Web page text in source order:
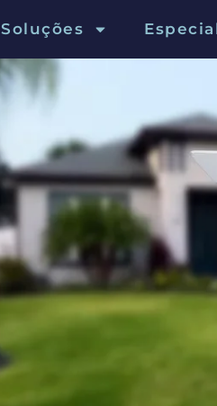
Soluções